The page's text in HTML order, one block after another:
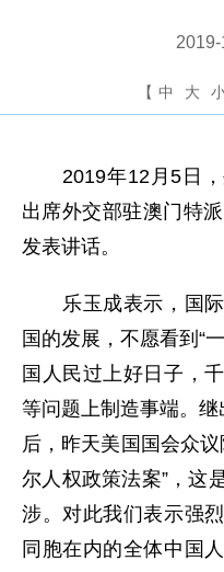
【 中 大
2019年12月5日，
出席外交部驻澳门特
发表讲话。
乐玉成表示，国际
国的发展，不愿看到“
国人民过上好日子，
等问题上制造事端。继
后，昨天美国国会众
尔人权政策法案”，这
涉。对此我们表示强
同胞在内的全体中国